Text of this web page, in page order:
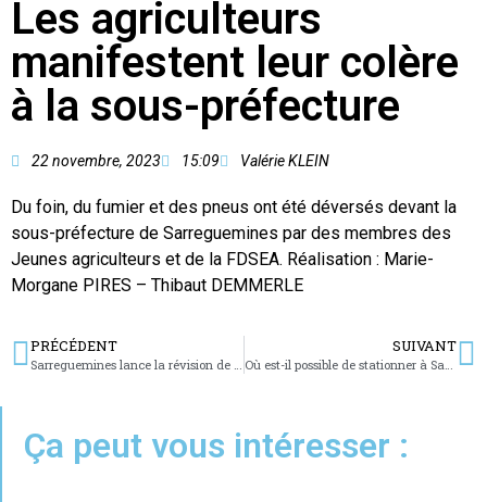
Les agriculteurs
manifestent leur colère
à la sous-préfecture
22 novembre, 2023 15:09 Valérie KLEIN
Du foin, du fumier et des pneus ont été déversés devant la
sous-préfecture de Sarreguemines par des membres des
Jeunes agriculteurs et de la FDSEA. Réalisation : Marie-
Morgane PIRES – Thibaut DEMMERLE
PRÉCÉDENT
Sarreguemines lance la révision de son PLU
SUIVANT
Où est-il possible de stationner à Sarreguemines ?
Ça peut vous intéresser :